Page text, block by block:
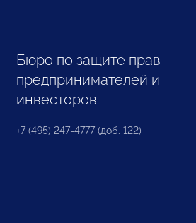
Бюро по защите прав
предпринимателей и
инвесторов
+7 (495) 247-4777 (доб. 122)